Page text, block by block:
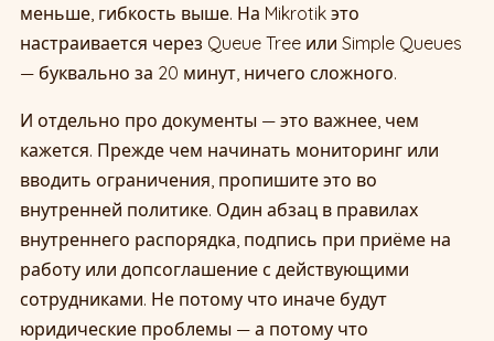
меньше, гибкость выше. На Mikrotik это
настраивается через Queue Tree или Simple Queues
— буквально за 20 минут, ничего сложного.
И отдельно про документы — это важнее, чем
кажется. Прежде чем начинать мониторинг или
вводить ограничения, пропишите это во
внутренней политике. Один абзац в правилах
внутреннего распорядка, подпись при приёме на
работу или допсоглашение с действующими
сотрудниками. Не потому что иначе будут
юридические проблемы — а потому что